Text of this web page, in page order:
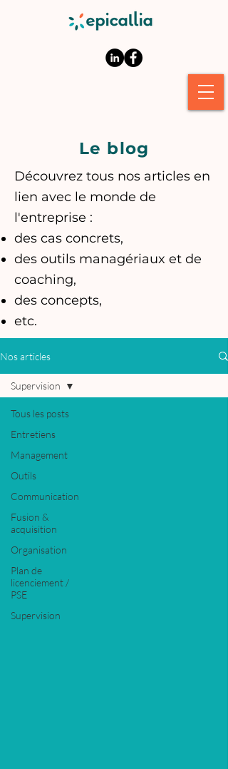
Le blog
Découvrez tous nos articles en
lien avec le monde de
l'entreprise :
des cas concrets,
des outils managériaux et de
coaching,
des concepts,
etc.
Nos articles
Tous les posts
Entretiens
Management
Outils
Communication
Fusion &
acquisition
Organisation
Plan de
licenciement /
PSE
Supervision
Supervision